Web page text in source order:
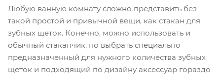
Любую ванную комнату сложно представить без
такой простой и привычной вещи, как стакан для
зубных щеток. Конечно, можно использовать и
обычный стаканчик, но выбрать специально
предназначенный для нужного количества зубных
щеток и подходящий по дизайну аксессуар гораздо